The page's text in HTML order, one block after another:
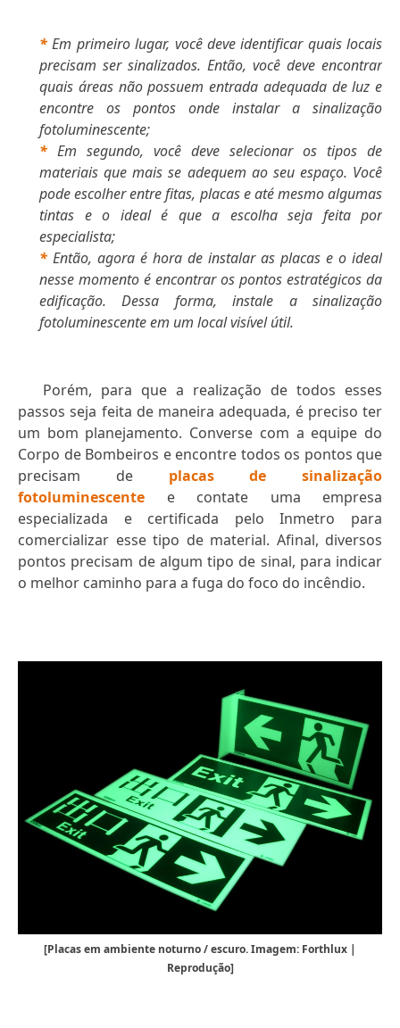
*Em primeiro lugar, você deve identificar quais locais
precisam ser sinalizados. Então, você deve encontrar
quais áreas não possuem entrada adequada de luz e
encontre os pontos onde instalar a sinalização
fotoluminescente;
* Em segundo, você deve selecionar os tipos de
materiais que mais se adequem ao seu espaço. Você
pode escolher entre fitas, placas e até mesmo algumas
tintas e o ideal é que a escolha seja feita por
especialista;
* Então, agora é hora de instalar as placas e o ideal
nesse momento é encontrar os pontos estratégicos da
edificação. Dessa forma, instale a sinalização
fotoluminescente em um local visível útil.
Porém, para que a realização de todos esses
passos seja feita de maneira adequada, é preciso ter
um bom planejamento. Converse com a equipe do
Corpo de Bombeiros e encontre todos os pontos que
precisam de placas de sinalização
fotoluminescente e contate uma empresa
especializada e certificada pelo Inmetro para
comercializar esse tipo de material. Afinal, diversos
pontos precisam de algum tipo de sinal, para indicar
o melhor caminho para a fuga do foco do incêndio.
[Placas em ambiente noturno / escuro. Imagem: Forthlux |
Reprodução]